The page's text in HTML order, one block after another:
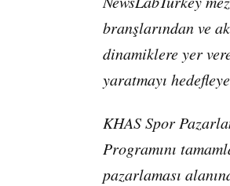
branşlarından ve
dinamiklere yer
yaratmayı
KHAS Spor
Programını
pazarlaması